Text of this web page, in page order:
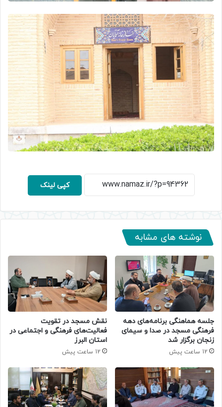
کپی لینک
نوشته های مشابه
جلسه هماهنگی برنامه‌های دهه
فرهنگی مسجد در صدا و سیمای
زنجان برگزار شد
12 ساعت پیش
نقش مسجد در تقویت
فعالیت‌های فرهنگی و اجتماعی در
استان البرز
12 ساعت پیش